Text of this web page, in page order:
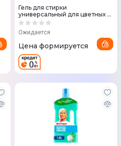
Гель для стирки
универсальный для цветных и
белых тканей DAST, 4000 мл
Ожидается
Цена формируется